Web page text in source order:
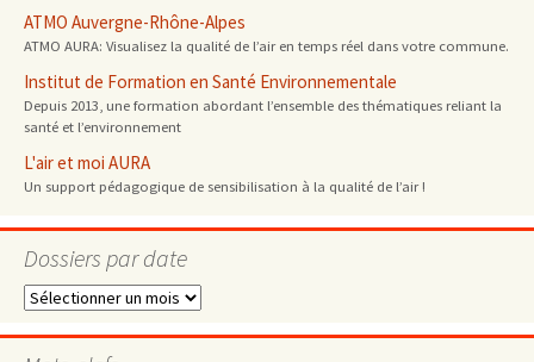
ATMO Auvergne-Rhône-Alpes
ATMO AURA: Visualisez la qualité de l’air en temps réel dans votre commune.
Institut de Formation en Santé Environnementale
Depuis 2013, une formation abordant l’ensemble des thématiques reliant la
santé et l’environnement
L'air et moi AURA
Un support pédagogique de sensibilisation à la qualité de l’air !
Dossiers par date
Dossiers
date